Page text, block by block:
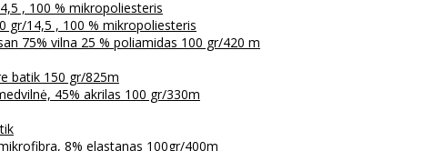
, 100 % mikropoliesteris
gr/14,5 , 100 % mikropoliesteris
75% vilna 25 % poliamidas 100 gr/420 m
batik 150 gr/825m
45% akrilas 100 gr/330m
8% elastanas 100gr/400m